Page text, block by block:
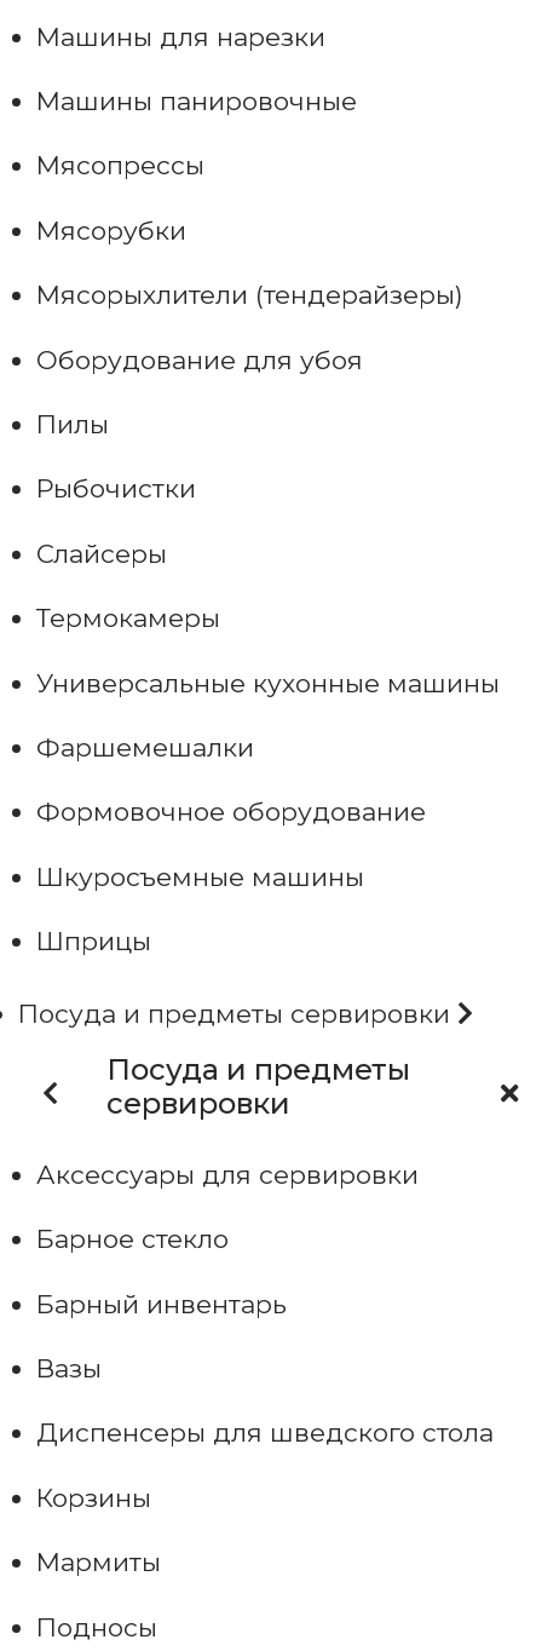
Машины для нарезки
Машины панировочные
Мясопрессы
Мясорубки
Мясорыхлители (тендерайзеры)
Оборудование для убоя
Пилы
Рыбочистки
Слайсеры
Термокамеры
Универсальные кухонные машины
Фаршемешалки
Формовочное оборудование
Шкуросъемные машины
Шприцы
Посуда и предметы сервировки
Посуда и предметы
сервировки
Аксессуары для сервировки
Барное стекло
Барный инвентарь
Вазы
Диспенсеры для шведского стола
Корзины
Мармиты
Подносы